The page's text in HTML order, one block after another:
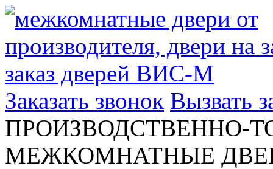
Заказать звонок Вызвать
ПРОИЗВОДСТВЕННО-
МЕЖКОМНАТНЫЕ